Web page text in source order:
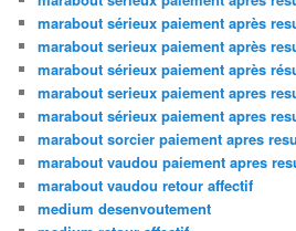
marabout sérieux paiement après
marabout serieux paiement après
marabout sérieux paiement après
marabout serieux paiement apres
marabout sérieux paiement apres
marabout sorcier paiement apres
marabout vaudou paiement apres
marabout vaudou retour affectif
medium desenvoutement